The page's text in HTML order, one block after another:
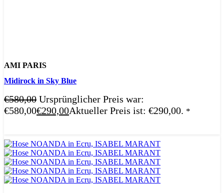
AMI PARIS
Midirock in Sky Blue
€580,00 Ursprünglicher Preis war:
€580,00€290,00Aktueller Preis ist: €290,00. *